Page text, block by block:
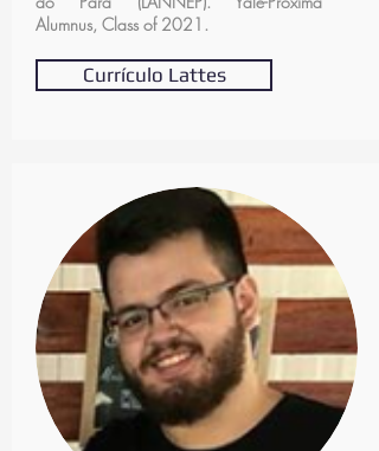
Alumnus, Class of 2021.
Currículo Lattes